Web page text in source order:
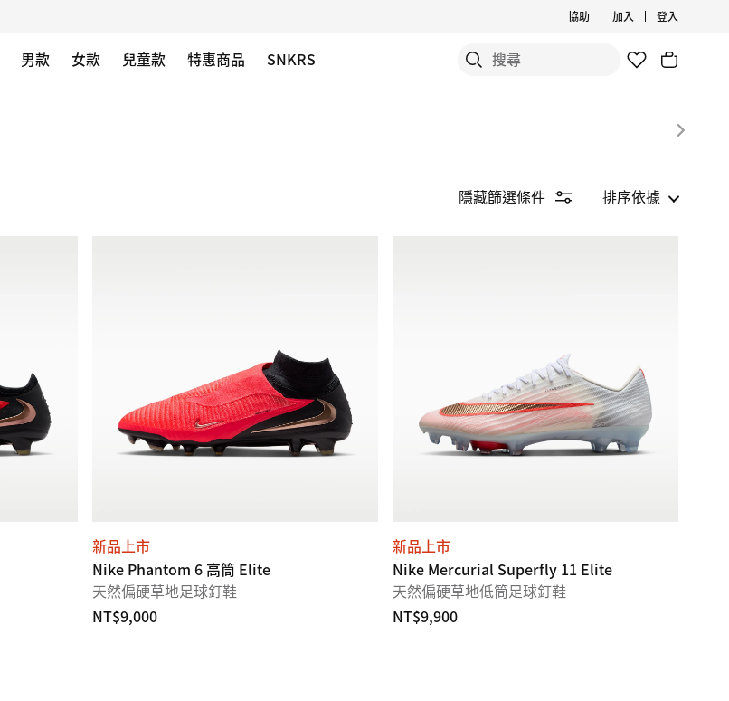
協助 加入 登入
男款 女款 兒童款 特惠商品
SNKRS
隱藏篩選條件 排序依據
新品上市
Nike Phantom 6 高筒 Elite
天然偏硬草地足球釘鞋
NT$9,000
新品上市
Nike Mercurial Superfly 11 Elite
天然偏硬草地低筒足球釘鞋
NT$9,900